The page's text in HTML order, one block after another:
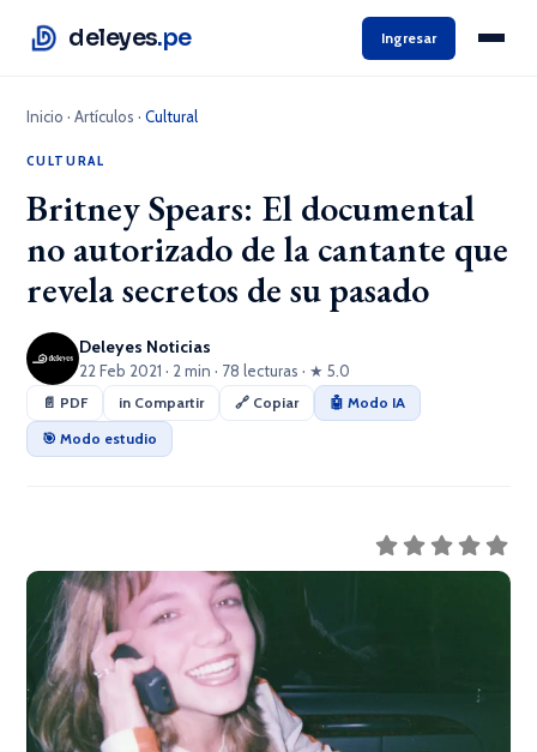
deleyes.pe Ingresar
Inicio ·Artículos ·Cultural
CULTURAL
Britney Spears: El documental
no autorizado de la cantante que
revela secretos de su pasado
Deleyes Noticias
22 Feb 2021 · 2 min · 78 lecturas · ★ 5.0
📄 PDF in Compartir 🔗 Copiar
🤖 Modo IA
🎯 Modo estudio